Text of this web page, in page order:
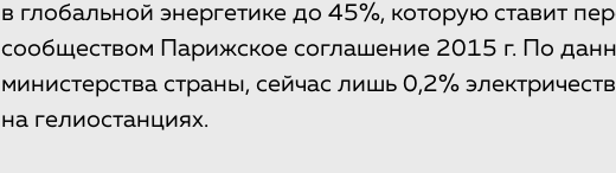
в глобальной энергетике до 45%, которую ставит
сообществом Парижское соглашение 2015 г. По
министерства страны, сейчас лишь 0,2%
на гелиостанциях.